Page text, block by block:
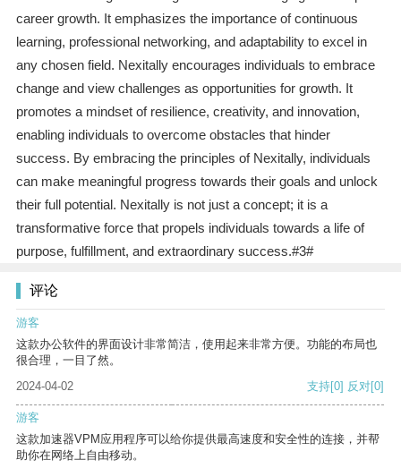
career growth. It emphasizes the importance of continuous
learning, professional networking, and adaptability to excel in
any chosen field. Nexitally encourages individuals to embrace
change and view challenges as opportunities for growth. It
promotes a mindset of resilience, creativity, and innovation,
enabling individuals to overcome obstacles that hinder
success. By embracing the principles of Nexitally, individuals
can make meaningful progress towards their goals and unlock
their full potential. Nexitally is not just a concept; it is a
transformative force that propels individuals towards a life of
purpose, fulfillment, and extraordinary success.#3#
评论
游客
这款办公软件的界面设计非常简洁，使用起来非常方便。功能的布局也
很合理，一目了然。
2024-04-02
支持[0] 反对[0]
游客
这款加速器VPM应用程序可以给你提供最高速度和安全性的连接，并帮
助你在网络上自由移动。